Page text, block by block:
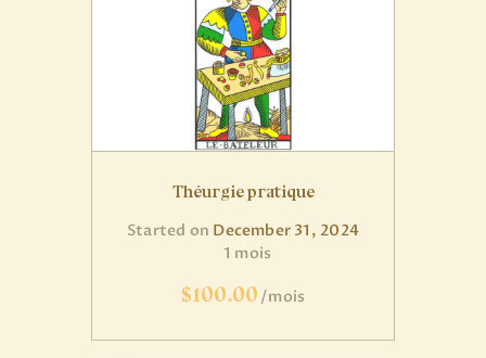
Théurgie pratique
Started on December 31, 2024
1 mois
$100.00 mois